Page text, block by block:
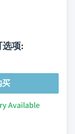
项:
买
Available